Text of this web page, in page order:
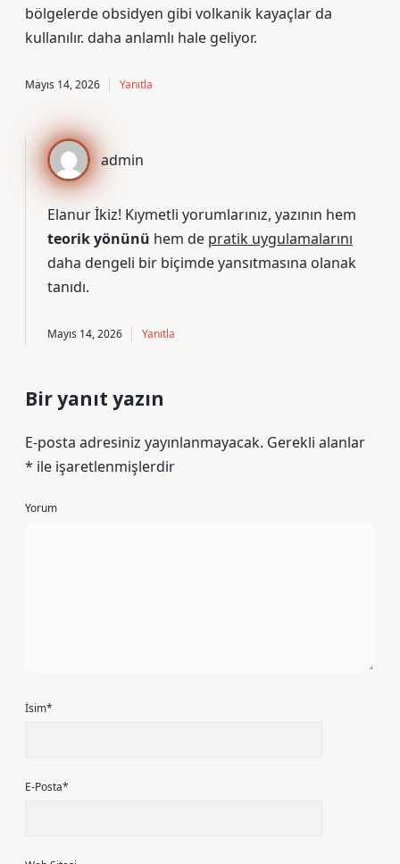
bölgelerde obsidyen gibi volkanik kayaçlar da
kullanılır. daha anlamlı hale geliyor.
Mayıs 14, 2026 Yanıtla
admin
Elanur İkiz! Kıymetli yorumlarınız, yazının hem
teorik yönünü hem de pratik uygulamalarını
daha dengeli bir biçimde yansıtmasına olanak
tanıdı.
Mayıs 14, 2026 Yanıtla
Bir yanıt yazın
E-posta adresiniz yayınlanmayacak. Gerekli alanlar
* ile işaretlenmişlerdir
Yorum
İsim*
E-Posta*